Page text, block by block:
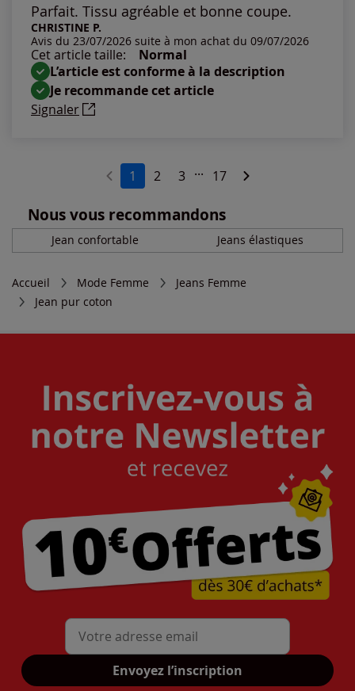
Parfait. Tissu agréable et bonne coupe.
CHRISTINE P.
Avis du 23/07/2026 suite à mon achat du 09/07/2026
Cet article taille:
Normal
L’article est conforme à la description
Je recommande cet article
Signaler
1 2 3 ... 17
Nous vous recommandons
Jean confortable Jeans élastiques
Accueil Mode Femme
Jeans Femme
Jean pur coton
Mon adresse mail
Envoyez l’inscription